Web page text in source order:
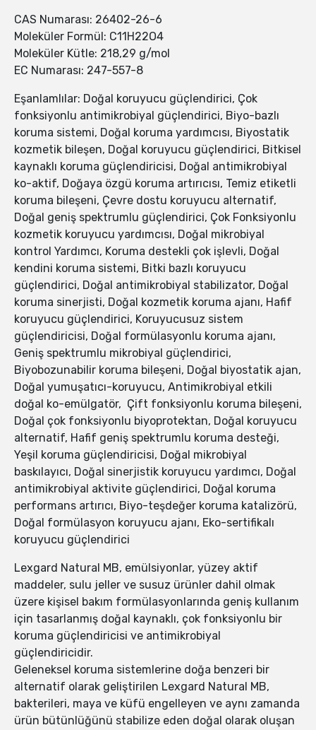
CAS Numarası: 26402-26-6
Moleküler Formül: C11H22O4
Moleküler Kütle: 218,29 g/mol
EC Numarası: 247-557-8
Eşanlamlılar: Doğal koruyucu güçlendirici, Çok
fonksiyonlu antimikrobiyal güçlendirici, Biyo-bazlı
koruma sistemi, Doğal koruma yardımcısı, Biyostatik
kozmetik bileşen, Doğal koruyucu güçlendirici, Bitkisel
kaynaklı koruma güçlendiricisi, Doğal antimikrobiyal
ko-aktif, Doğaya özgü koruma artırıcısı, Temiz etiketli
koruma bileşeni, Çevre dostu koruyucu alternatif,
Doğal geniş spektrumlu güçlendirici, Çok Fonksiyonlu
kozmetik koruyucu yardımcısı, Doğal mikrobiyal
kontrol Yardımcı, Koruma destekli çok işlevli, Doğal
kendini koruma sistemi, Bitki bazlı koruyucu
güçlendirici, Doğal antimikrobiyal stabilizator, Doğal
koruma sinerjisti, Doğal kozmetik koruma ajanı, Hafif
koruyucu güçlendirici, Koruyucusuz sistem
güçlendiricisi, Doğal formülasyonlu koruma ajanı,
Geniş spektrumlu mikrobiyal güçlendirici,
Biyobozunabilir koruma bileşeni, Doğal biyostatik ajan,
Doğal yumuşatıcı-koruyucu, Antimikrobiyal etkili
doğal ko-emülgatör, Çift fonksiyonlu koruma bileşeni,
Doğal çok fonksiyonlu biyoprotektan, Doğal koruyucu
alternatif, Hafif geniş spektrumlu koruma desteği,
Yeşil koruma güçlendiricisi, Doğal mikrobiyal
baskılayıcı, Doğal sinerjistik koruyucu yardımcı, Doğal
antimikrobiyal aktivite güçlendirici, Doğal koruma
performans artırıcı, Biyo-teşdeğer koruma katalizörü,
Doğal formülasyon koruyucu ajanı, Eko-sertifikalı
koruyucu güçlendirici
Lexgard Natural MB, emülsiyonlar, yüzey aktif
maddeler, sulu jeller ve susuz ürünler dahil olmak
üzere kişisel bakım formülasyonlarında geniş kullanım
için tasarlanmış doğal kaynaklı, çok fonksiyonlu bir
koruma güçlendiricisi ve antimikrobiyal
güçlendiricidir.
Geleneksel koruma sistemlerine doğa benzeri bir
alternatif olarak geliştirilen Lexgard Natural MB,
bakterileri, maya ve küfü engelleyen ve aynı zamanda
ürün bütünlüğünü stabilize eden doğal olarak oluşan